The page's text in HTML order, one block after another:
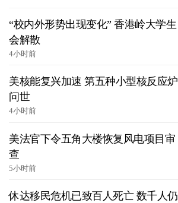
“校内外形势出现变化” 香港岭大学生
会解散
4小时前
美核能复兴加速 第五种小型核反应炉
问世
4小时前
美法官下令五角大楼恢复风电项目审
查
5小时前
休达移民危机已致百人死亡 数千人仍